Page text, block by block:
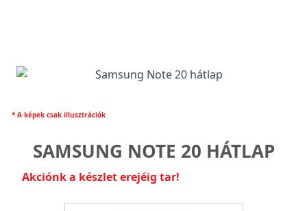
* A képek csak illusztrációk
SAMSUNG NOTE 20 HÁTLAP
Akciónk a készlet erejéig tar!